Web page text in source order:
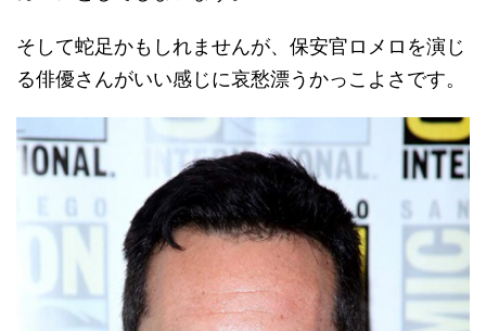
そして蛇足かもしれませんが、保安官ロメロを演じ
る俳優さんがいい感じに哀愁漂うかっこよさです。